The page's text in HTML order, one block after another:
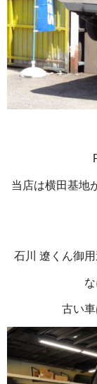
当店は横田基地
石川 遼くん御
古い